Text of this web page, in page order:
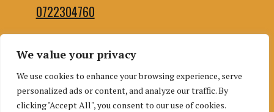
We value your privacy
We use cookies to enhance your browsing experience, serve
personalized ads or content, and analyze our traffic. By
clicking "Accept All", you consent to our use of cookies.
0722304760
Email segreteria:
segreteriaifg@uniurb.it
Email redazione: